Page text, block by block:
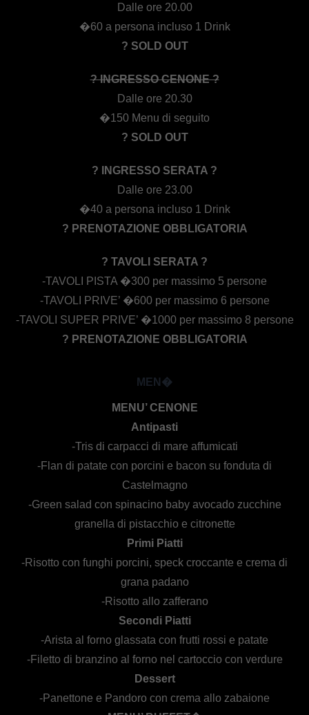
Dalle ore 20.00
�60 a persona incluso 1 Drink
? SOLD OUT
? INGRESSO CENONE ?
Dalle ore 20.30
�150 Menu di seguito
? SOLD OUT
? INGRESSO SERATA ?
Dalle ore 23.00
�40 a persona incluso 1 Drink
? PRENOTAZIONE OBBLIGATORIA
? TAVOLI SERATA ?
-TAVOLI PISTA �300 per massimo 5 persone
-TAVOLI PRIVE’ �600 per massimo 6 persone
-TAVOLI SUPER PRIVE’ �1000 per massimo 8 persone
? PRENOTAZIONE OBBLIGATORIA
MEN�
MENU’ CENONE
Antipasti
-Tris di carpacci di mare affumicati
-Flan di patate con porcini e bacon su fonduta di
Castelmagno
-Green salad con spinacino baby avocado zucchine
granella di pistacchio e citronette
Primi Piatti
-Risotto con funghi porcini, speck croccante e crema di
grana padano
-Risotto allo zafferano
Secondi Piatti
-Arista al forno glassata con frutti rossi e patate
-Filetto di branzino al forno nel cartoccio con verdure
Dessert
-Panettone e Pandoro con crema allo zabaione